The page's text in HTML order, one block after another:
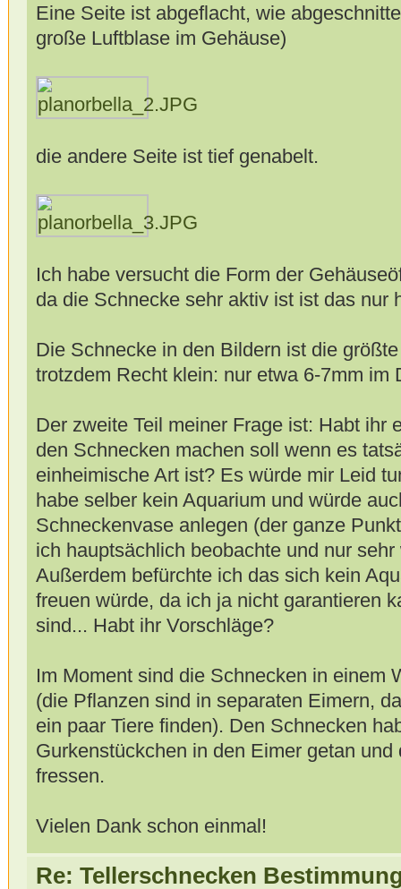
Eine Seite ist abgeflacht, wie
große Luftblase im Gehäuse)
die andere Seite ist tief genabelt.
Ich habe versucht die Form der
da die Schnecke sehr aktiv ist ist das nur
Die Schnecke in den Bildern ist die
trotzdem Recht klein: nur etwa 6-7mm im
Der zweite Teil meiner Frage ist: Habt ihr
den Schnecken machen soll wenn es
einheimische Art ist? Es würde mir Leid
habe selber kein Aquarium und würde
Schneckenvase anlegen (der ganze
ich hauptsächlich beobachte und nur
Außerdem befürchte ich das sich kein
freuen würde, da ich ja nicht garantieren
sind... Habt ihr Vorschläge?
Im Moment sind die Schnecken in einem
(die Pflanzen sind in separaten Eimern,
ein paar Tiere finden). Den Schnecken
Gurkenstückchen in den Eimer getan
fressen.
Vielen Dank schon einmal!
Re: Tellerschnecken